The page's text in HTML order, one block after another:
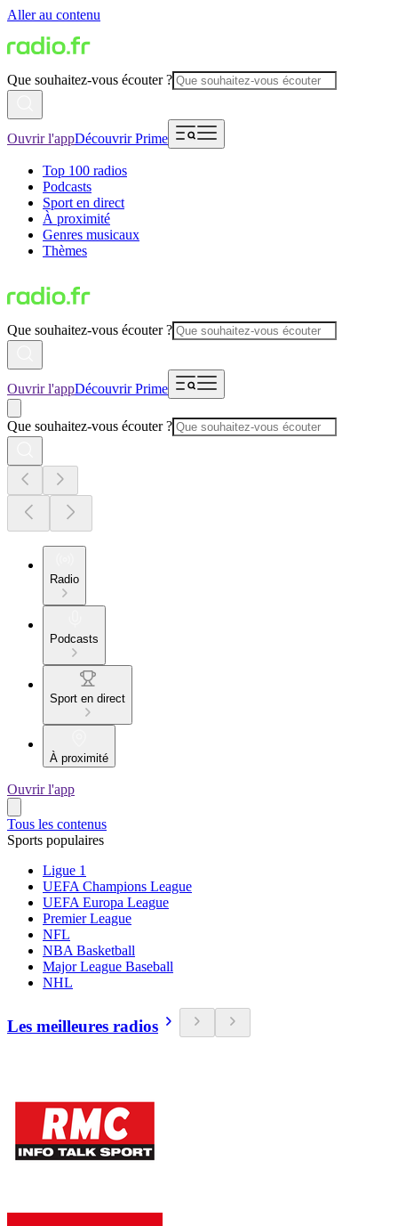
Aller au contenu
Que souhaitez-vous écouter ?
Ouvrir l'appDécouvrir Prime
Top 100 radios
Podcasts
Sport en direct
À proximité
Genres musicaux
Thèmes
Que souhaitez-vous écouter ?
Ouvrir l'appDécouvrir Prime
Que souhaitez-vous écouter ?
Radio
Podcasts
Sport en direct
À proximité
Ouvrir l'app
Tous les contenus
Sports populaires
Ligue 1
UEFA Champions League
UEFA Europa League
Premier League
NFL
NBA Basketball
Major League Baseball
NHL
Les meilleures radios